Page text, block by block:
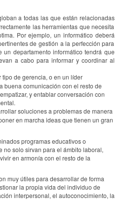
a todas las que están relacionadas
las herramientas que necesita
Por ejemplo, un informático deberá
de gestión a la perfección para
departamento informático tendrá que
a cabo para informar y coordinar al
de gerencia, o en un líder
buena comunicación con el resto de
y entablar conversación con
soluciones a problemas de manera
en marcha ideas que tienen un gran
programas educativos o
no solo sirvan para el ámbito laboral,
en armonía con el resto de la
muy útiles para desarrollar de forma
la propia vida del individuo de
interpersonal, el autoconocimiento, la